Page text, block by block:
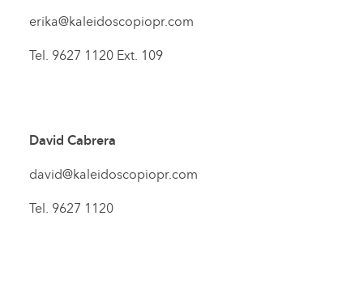
erika@kaleidoscopiopr.com
Tel. 9627 1120 Ext. 109
David Cabrera
david@kaleidoscopiopr.com
Tel. 9627 1120